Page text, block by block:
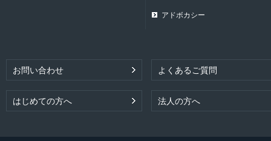
アドボカシー
お問い合わせ よくあるご質問
はじめての方へ 法人の方へ